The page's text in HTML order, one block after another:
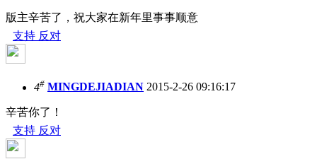
版主辛苦了，祝大家在新年里事事顺意
支持 反对
4# MINGDEJIADIAN 2015-2-26 09:16:17
辛苦你了！
支持 反对